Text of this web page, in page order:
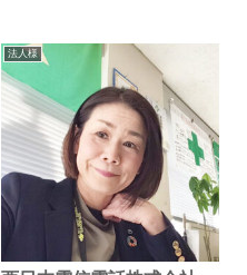
法人様